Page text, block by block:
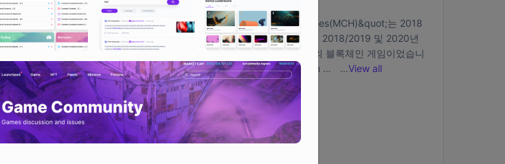
&quot;My Crypto Heroes(MCH)&quot;는 2018
년 11월에 출시되었으며 2018/2019 및 2020년
초 DAU 측면에서 최고의 블록체인 게임이었습니
다. 이 게임은 Extension
NFT(&quot;Extensions&quot;,
&quot;Extensions&quot;)라는 무기가 장착된 역
사적인 Hero NFT(&quot;영웅&quot;, &quot;영웅
&quot;)를 사용합니다. 이 게임은 PvE 모드와 다
양한 PvP 모드를 제공하여 독점 확장 및 보상을
...View all
커뮤니티